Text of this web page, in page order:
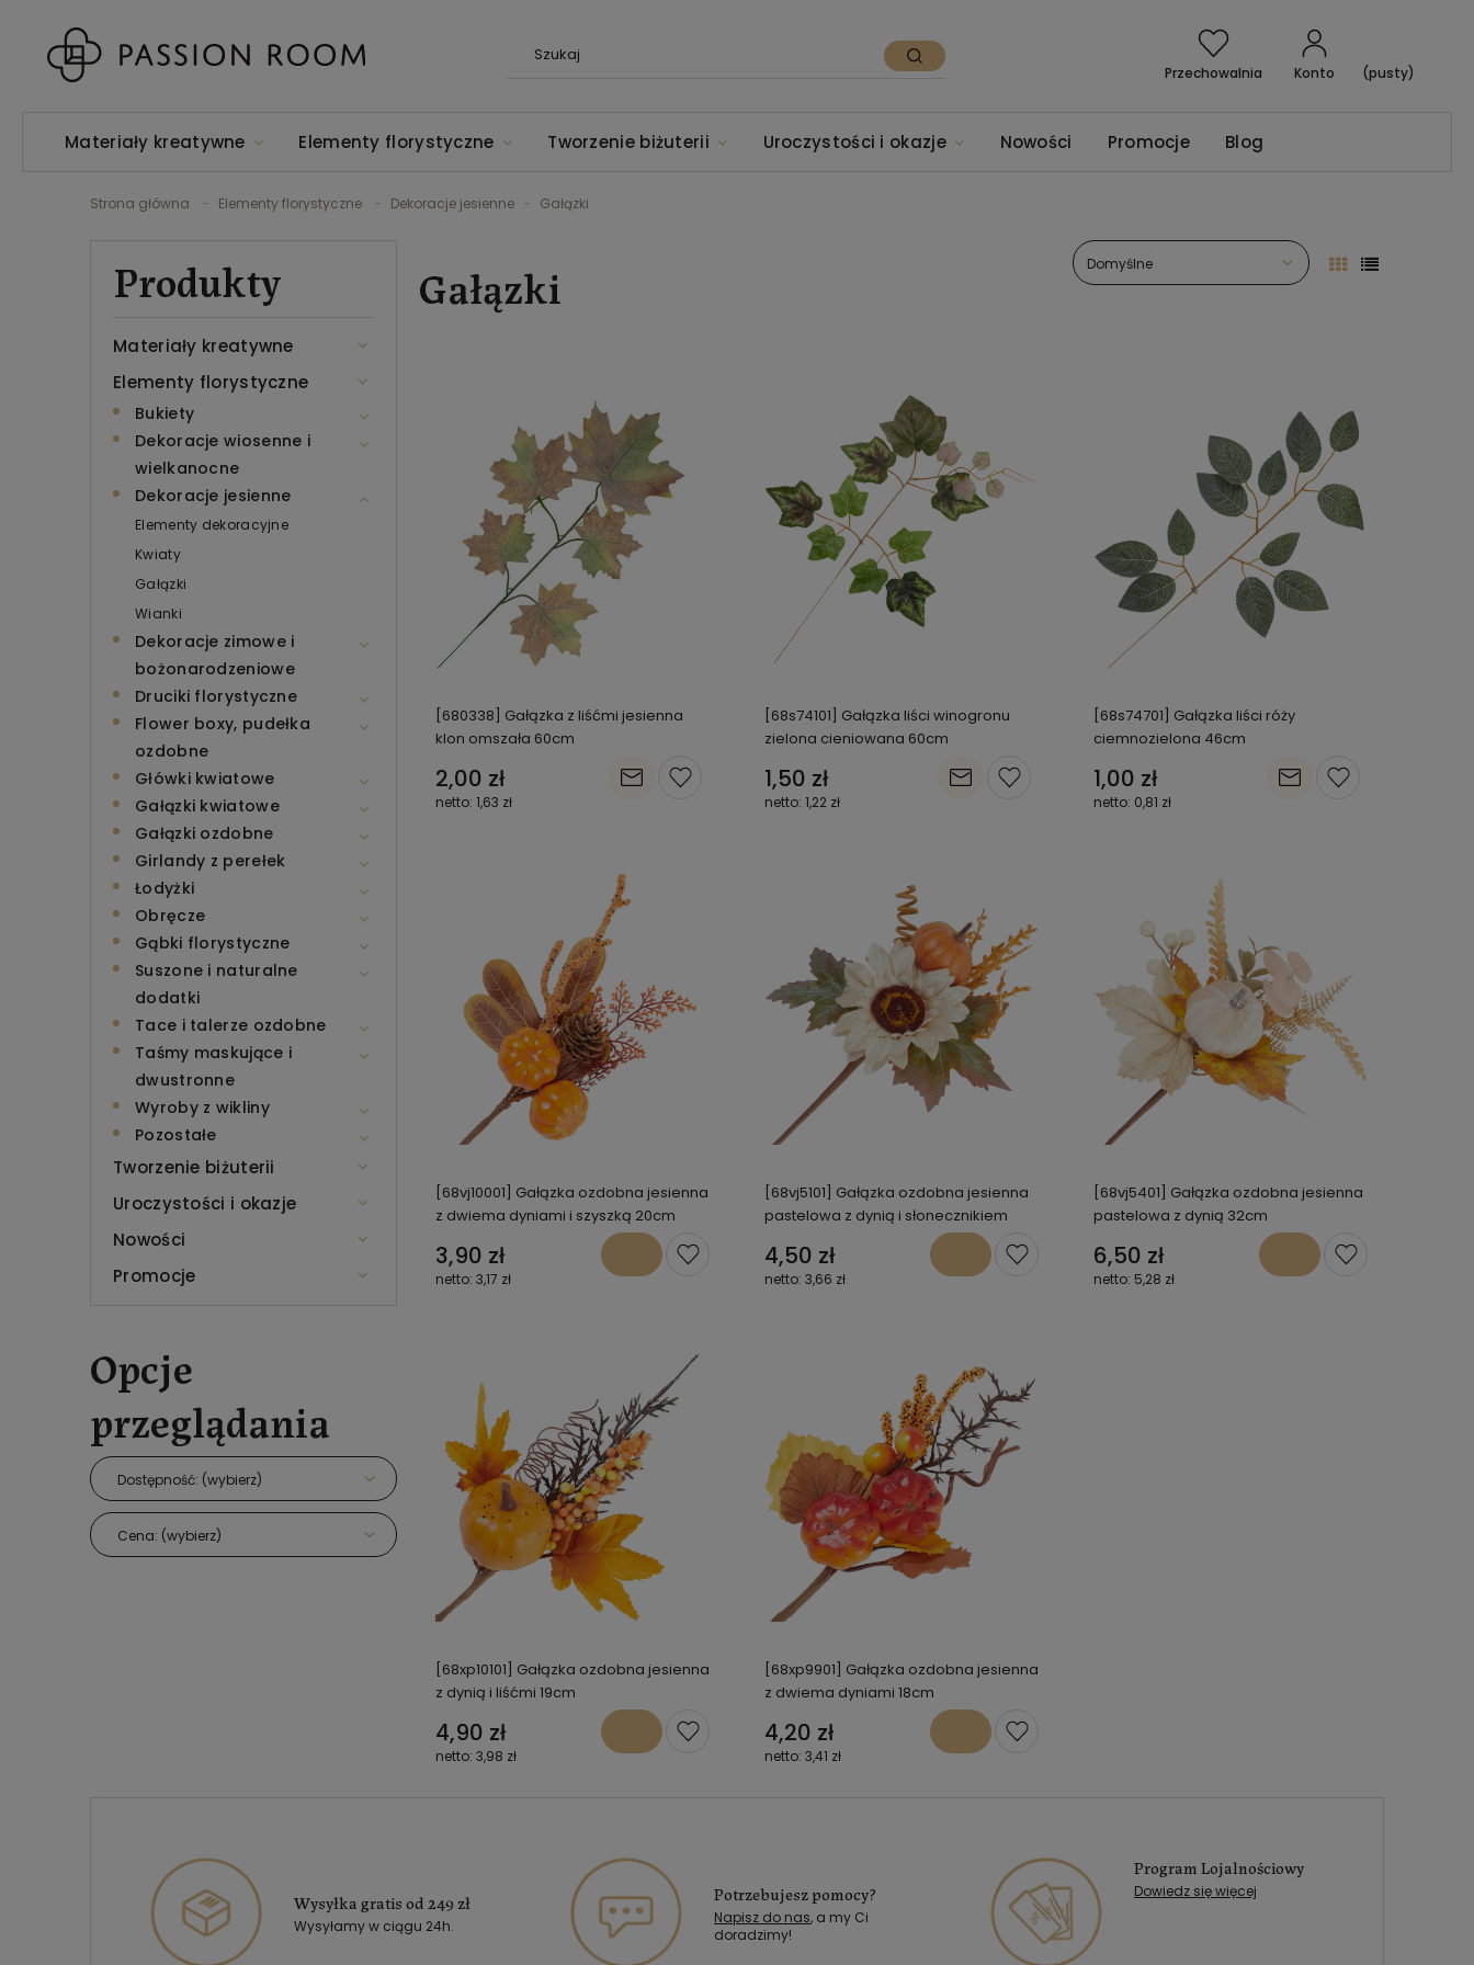
Przechowalnia Konto (pusty)
Materiały kreatywne Elementy florystyczne Tworzenie biżuterii Uroczystości i okazje Nowości Promocje Blog
Strona główna Elementy florystyczne Dekoracje jesienne Gałązki
Produkty
Materiały kreatywne
Elementy florystyczne
Bukiety
Dekoracje wiosenne i
wielkanocne
Dekoracje jesienne
Elementy dekoracyjne
Kwiaty
Gałązki
Wianki
Dekoracje zimowe i
bożonarodzeniowe
Druciki florystyczne
Flower boxy, pudełka
ozdobne
Główki kwiatowe
Gałązki kwiatowe
Gałązki ozdobne
Girlandy z perełek
Łodyżki
Obręcze
Gąbki florystyczne
Suszone i naturalne
dodatki
Tace i talerze ozdobne
Taśmy maskujące i
dwustronne
Wyroby z wikliny
Pozostałe
Tworzenie biżuterii
Uroczystości i okazje
Nowości
Promocje
Opcje
przeglądania
Dostępność: (wybierz)
Cena: (wybierz)
Gałązki
[680338] Gałązka z liśćmi jesienna
klon omszała 60cm
2,00 zł
1,63 zł
[68s74101] Gałązka liści winogronu
zielona cieniowana 60cm
1,50 zł
1,22 zł
[68s74701] Gałązka liści róży
ciemnozielona 46cm
1,00 zł
0,81 zł
[68vj10001] Gałązka ozdobna jesienna
z dwiema dyniami i szyszką 20cm
3,90 zł
3,17 zł
[68vj5101] Gałązka ozdobna jesienna
pastelowa z dynią i słonecznikiem
4,50 zł
3,66 zł
[68vj5401] Gałązka ozdobna jesienna
pastelowa z dynią 32cm
6,50 zł
5,28 zł
[68xp10101] Gałązka ozdobna jesienna
z dynią i liśćmi 19cm
4,90 zł
3,98 zł
[68xp9901] Gałązka ozdobna jesienna
z dwiema dyniami 18cm
4,20 zł
3,41 zł
Wysyłka gratis od 249 zł
Wysyłamy w ciągu 24h.
Potrzebujesz pomocy?
Napisz do nas, a my Ci
doradzimy!
Program Lojalnościowy
Dowiedz się więcej